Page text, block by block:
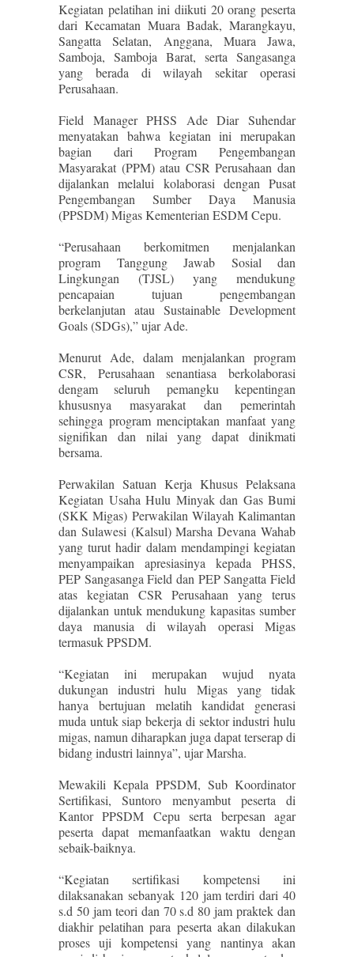
Kegiatan pelatihan ini diikuti 20 orang peserta
dari Kecamatan Muara Badak, Marangkayu,
Sangatta Selatan, Anggana, Muara Jawa,
Samboja, Samboja Barat, serta Sangasanga
yang berada di wilayah sekitar operasi
Perusahaan.
Field Manager PHSS Ade Diar Suhendar
menyatakan bahwa kegiatan ini merupakan
bagian dari Program Pengembangan
Masyarakat (PPM) atau CSR Perusahaan dan
dijalankan melalui kolaborasi dengan Pusat
Pengembangan Sumber Daya Manusia
(PPSDM) Migas Kementerian ESDM Cepu.
“Perusahaan berkomitmen menjalankan
program Tanggung Jawab Sosial dan
Lingkungan (TJSL) yang mendukung
pencapaian tujuan pengembangan
berkelanjutan atau Sustainable Development
Goals (SDGs),” ujar Ade.
Menurut Ade, dalam menjalankan program
CSR, Perusahaan senantiasa berkolaborasi
dengam seluruh pemangku kepentingan
khususnya masyarakat dan pemerintah
sehingga program menciptakan manfaat yang
signifikan dan nilai yang dapat dinikmati
bersama.
Perwakilan Satuan Kerja Khusus Pelaksana
Kegiatan Usaha Hulu Minyak dan Gas Bumi
(SKK Migas) Perwakilan Wilayah Kalimantan
dan Sulawesi (Kalsul) Marsha Devana Wahab
yang turut hadir dalam mendampingi kegiatan
menyampaikan apresiasinya kepada PHSS,
PEP Sangasanga Field dan PEP Sangatta Field
atas kegiatan CSR Perusahaan yang terus
dijalankan untuk mendukung kapasitas sumber
daya manusia di wilayah operasi Migas
termasuk PPSDM.
“Kegiatan ini merupakan wujud nyata
dukungan industri hulu Migas yang tidak
hanya bertujuan melatih kandidat generasi
muda untuk siap bekerja di sektor industri hulu
migas, namun diharapkan juga dapat terserap di
bidang industri lainnya”, ujar Marsha.
Mewakili Kepala PPSDM, Sub Koordinator
Sertifikasi, Suntoro menyambut peserta di
Kantor PPSDM Cepu serta berpesan agar
peserta dapat memanfaatkan waktu dengan
sebaik-baiknya.
“Kegiatan sertifikasi kompetensi ini
dilaksanakan sebanyak 120 jam terdiri dari 40
s.d 50 jam teori dan 70 s.d 80 jam praktek dan
diakhir pelatihan para peserta akan dilakukan
proses uji kompetensi yang nantinya akan